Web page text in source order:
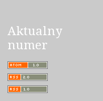
Aktualny
numer